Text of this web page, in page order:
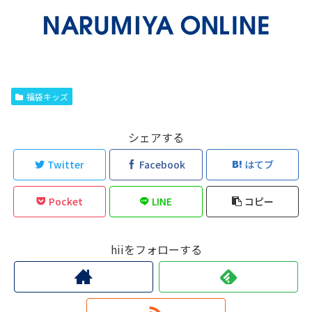
福袋キッズ
シェアする
Twitter Facebook はてブ
Pocket LINE コピー
hiiをフォローする